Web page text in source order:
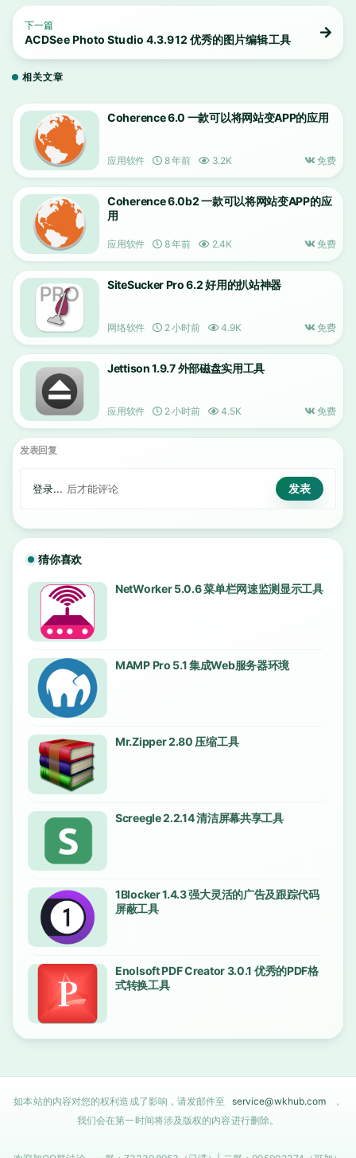
下一篇
ACDSee Photo Studio 4.3.912 优秀的图片编辑工具
相关文章
Coherence 6.0 一款可以将网站变APP的应用
应用软件 8 年前 3.2K 免费
Coherence 6.0b2 一款可以将网站变APP的应
用
应用软件 8 年前 2.4K 免费
SiteSucker Pro 6.2 好用的扒站神器
网络软件 2 小时前 4.9K 免费
Jettison 1.9.7 外部磁盘实用工具
应用软件 2 小时前 4.5K 免费
发表回复
登录... 后才能评论
猜你喜欢
NetWorker 5.0.6 菜单栏网速监测显示工具
MAMP Pro 5.1 集成Web服务器环境
Mr.Zipper 2.80 压缩工具
Screegle 2.2.14 清洁屏幕共享工具
1Blocker 1.4.3 强大灵活的广告及跟踪代码
屏蔽工具
Enolsoft PDF Creator 3.0.1 优秀的PDF格
式转换工具
如本站的内容对您的权利造成了影响，请发邮件至 service@wkhub.com
，
我们会在第一时间将涉及版权的内容进行删除。